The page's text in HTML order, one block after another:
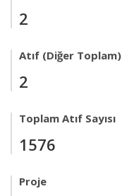
2
Atıf (Diğer Toplam)
2
Toplam Atıf Sayısı
1576
Proje